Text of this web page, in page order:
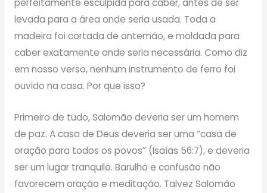
perfeitamente esculpida para caber, antes de ser
levada para a área onde seria usada. Toda a
madeira foi cortada de antemão, e moldada para
caber exatamente onde seria necessária. Como diz
em nosso verso, nenhum instrumento de ferro foi
ouvido na casa. Por que isso?
Primeiro de tudo, Salomão deveria ser um homem
de paz. A casa de Deus deveria ser uma “casa de
oração para todos os povos” (Isaías 56:7), e deveria
ser um lugar tranquilo. Barulho e confusão não
favorecem oração e meditação. Talvez Salomão